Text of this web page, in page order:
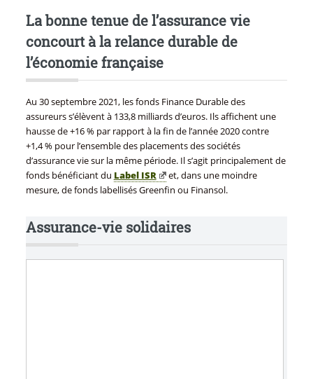
La bonne tenue de l’assurance vie
concourt à la relance durable de
l’économie française
Au 30 septembre 2021, les fonds Finance Durable des
assureurs s’élèvent à 133,8 milliards d’euros. Ils affichent une
hausse de +16 % par rapport à la fin de l’année 2020 contre
+1,4 % pour l’ensemble des placements des sociétés
d’assurance vie sur la même période. Il s’agit principalement de
fonds bénéficiant du Label ISR
et, dans une moindre
mesure, de fonds labellisés Greenfin ou Finansol.
Assurance-vie solidaires